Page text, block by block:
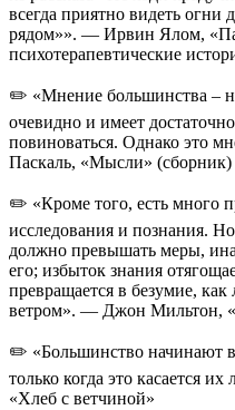
всегда приятно видеть
рядом»». — Ирвин Ялом,
психотерапевтические
✏️ «Мнение большинства –
очевидно и имеет
повиноваться. Однако это
Паскаль, «Мысли» (сборник)
✏️ «Кроме того, есть много
исследования и познания.
должно превышать меры,
его; избыток знания
превращается в безумие,
ветром». — Джон Мильтон,
✏️ «Большинство начинают
только когда это касается
«Хлеб с ветчиной»